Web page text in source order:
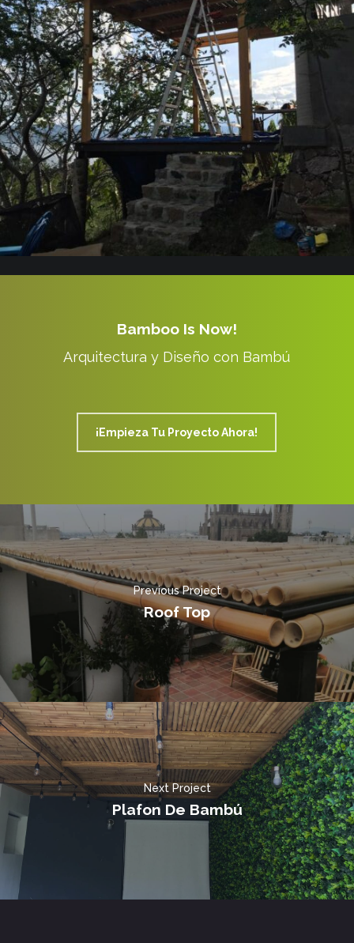
Bamboo Is Now!
Arquitectura y Diseño con Bambú
¡Empieza Tu Proyecto Ahora!
Previous Project
Roof Top
Next Project
Plafon De Bambú